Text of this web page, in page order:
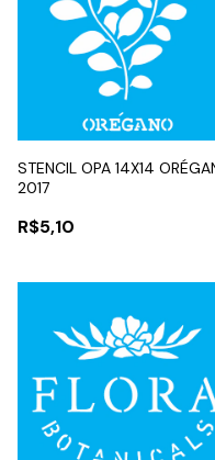
STENCIL OPA 14X14
2017
R$5,10